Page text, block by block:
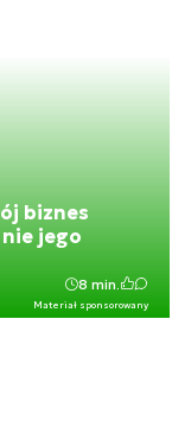
biznes
jego
Materiał sponsorowany
8 min.